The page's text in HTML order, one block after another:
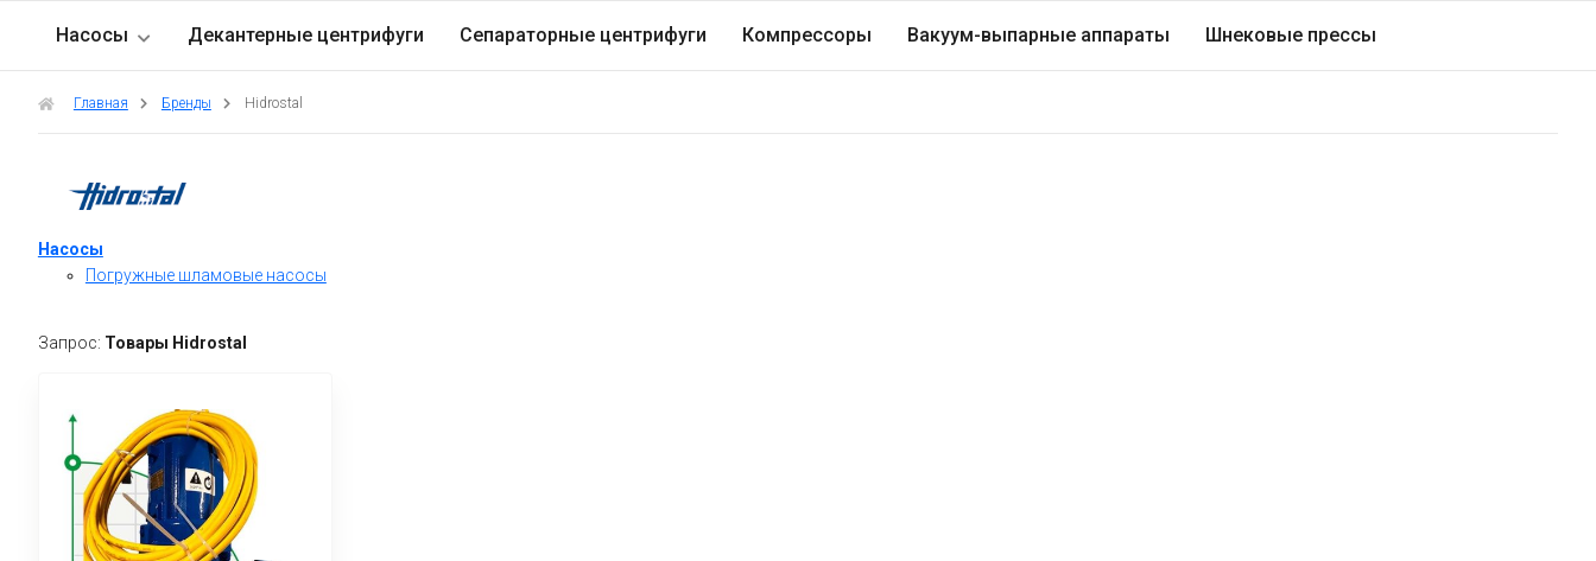
Насосы Декантерные центрифуги Сепараторные центрифуги Компрессоры Вакуум-выпарные аппараты Шнековые прессы
Главная Бренды Hidrostal
Насосы
Погружные шламовые насосы
Запрос: Товары Hidrostal